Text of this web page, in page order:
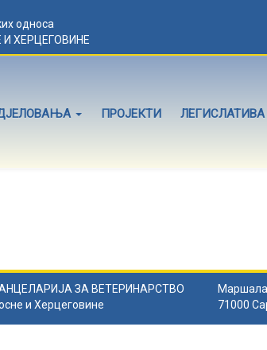
односа
ХЕРЦЕГОВИНЕ
ПРОЈЕКТИ ЛЕГИСЛАТИВА
ЗА ВЕТЕРИНАРСТВО
и Херцеговине
Маршала
71000